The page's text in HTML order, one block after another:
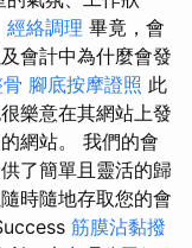
經絡調理 畢竟，會
會計中為什麼會發
腳底按摩證照 此
樂意在其網站上發
網站。 我們的會
了簡單且靈活的歸
時隨地存取您的會
筋膜沾黏撥